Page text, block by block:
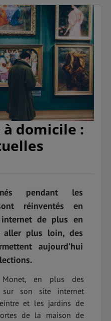
à domicile :
pendant les
réinventés en
de plus en
plus loin, des
aujourd’hui
en plus des
sur son site internet
et les jardins de
de la maison de